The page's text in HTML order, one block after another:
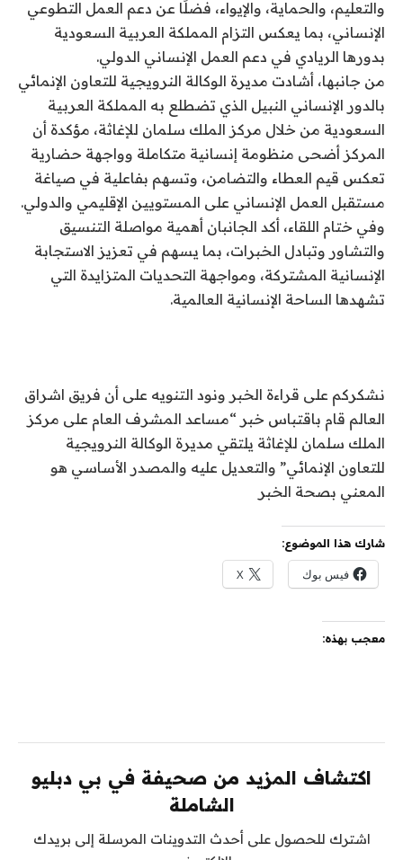
والتعليم، والحماية، والإيواء، فضلًا عن دعم العمل التطوعي
الإنساني، بما يعكس التزام المملكة العربية السعودية
بدورها الريادي في دعم العمل الإنساني الدولي.
من جانبها، أشادت مديرة الوكالة النرويجية للتعاون الإنمائي
بالدور الإنساني النبيل الذي تضطلع به المملكة العربية
السعودية من خلال مركز الملك سلمان للإغاثة، مؤكدة أن
المركز أضحى منظومة إنسانية متكاملة وواجهة حضارية
تعكس قيم العطاء والتضامن، وتسهم بفاعلية في صياغة
مستقبل العمل الإنساني على المستويين الإقليمي والدولي.
وفي ختام اللقاء، أكد الجانبان أهمية مواصلة التنسيق
والتشاور وتبادل الخبرات، بما يسهم في تعزيز الاستجابة
الإنسانية المشتركة، ومواجهة التحديات المتزايدة التي
تشهدها الساحة الإنسانية العالمية.
نشكركم على قراءة الخبر ونود التنويه على أن فريق اشراق
العالم قام باقتباس خبر “مساعد المشرف العام على مركز
الملك سلمان للإغاثة يلتقي مديرة الوكالة النرويجية
للتعاون الإنمائي” والتعديل عليه والمصدر الأساسي هو
المعني بصحة الخبر
شارك هذا الموضوع:
فيس بوك X
معجب بهذه:
اكتشاف المزيد من صحيفة في بي دبليو
الشاملة
اشترك للحصول على أحدث التدوينات المرسلة إلى بريدك